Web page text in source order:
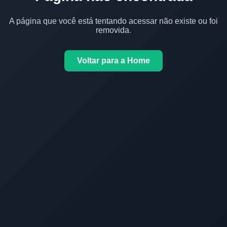
A página que você está tentando acessar não existe ou foi
removida.
Voltar para a Home